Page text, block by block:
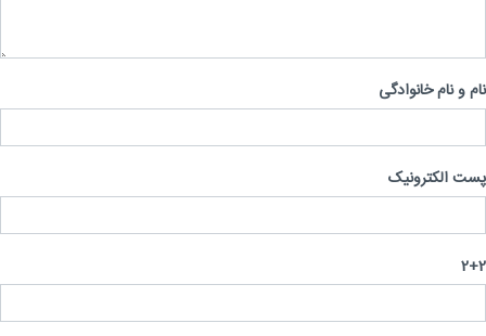
و نام خانوادگی
الکترونیک